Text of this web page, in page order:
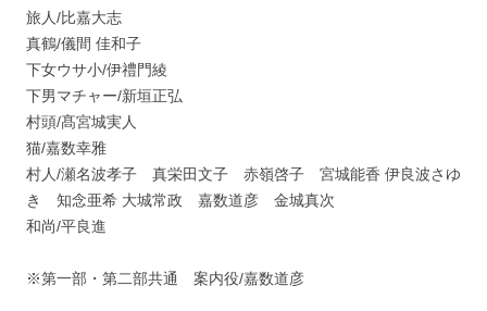
旅人/比嘉大志
真鶴/儀間 佳和子
下女ウサ小/伊禮門綾
下男マチャー/新垣正弘
村頭/髙宮城実人
猫/嘉数幸雅
村人/瀬名波孝子 真栄田文子 赤嶺啓子 宮城能香 伊良波さゆ
き 知念亜希 大城常政 嘉数道彦 金城真次
和尚/平良進
※第一部・第二部共通 案内役/嘉数道彦